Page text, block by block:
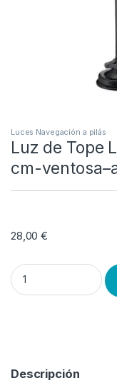
Luces Navegación a pilás
Luz de Tope
cm-
28,00€
Luz de Tope Led--
Descripción